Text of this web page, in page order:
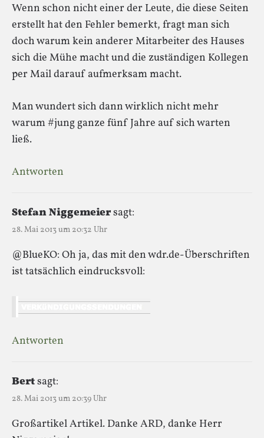
Wenn schon nicht einer der Leute, die diese Seiten
erstellt hat den Fehler bemerkt, fragt man sich
doch warum kein anderer Mitarbeiter des Hauses
sich die Mühe macht und die zuständigen Kollegen
per Mail darauf aufmerksam macht.
Man wundert sich dann wirklich nicht mehr
warum #jung ganze fünf Jahre auf sich warten
ließ.
Antworten
Stefan Niggemeiersagt:
28. Mai 2013 um 20:32 Uhr
@BlueKO: Oh ja, das mit den wdr.de-Überschriften
ist tatsächlich eindrucksvoll:
Antworten
Bertsagt:
28. Mai 2013 um 20:39 Uhr
Großartikel Artikel. Danke ARD, danke Herr